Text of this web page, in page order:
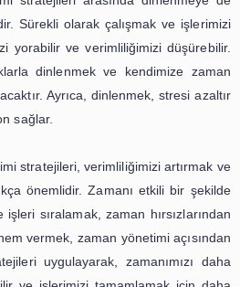
göre işleri sıralamak da
Her gün, yapılacak
aynı anda yapmaya
Bu nedenle, öncelikli işleri
göre tamamlamak, zaman
Böylece, en önemli
işlere geçebilir ve
kaçınmak da